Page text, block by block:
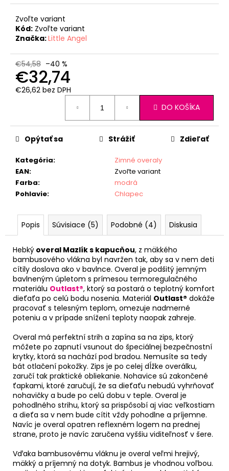
Zvoľte variant
Kód: Zvoľte variant
Značka:Little Angel
€54,58 –40 %
€32,74
€26,62 bez DPH
DO KOŠÍKA
Kategória:
Zimné overaly
EAN:
Zvoľte variant
Farba:
modrá
Pohlavie: Chlapec
Opýtať sa Strážiť Zdieľať
Popis Súvisiace (5) Podobné (4) Diskusia
Hebký overal Mazlík s kapucňou, z mäkkého
bambusového vlákna byl navržen tak, aby sa v nem deti
cítily doslova ako v bavlnce. Overal je podšitý jemným
bavlneným úpletom s prímesou termoregulačného
materiálu Outlast®, ktorý sa postará o teplotný komfort
dieťaťa po celú bodu nosenia. Materiál Outlast® dokáže
pracovať s telesným teplom, omezuje nadmerné
poteniu a v prípade snížení teploty naopak zahreje.
Overal má perfektní strih a zapína sa na zips, ktorý
môžete po zapnutí vsunout do špeciálnej bezpečnostní
krytky, ktorá sa nachází pod bradou. Nemusíte sa tedy
bát otlačení pokožky. Zips je po celej dĺžke overálku,
zaručí tak praktické obliekanie. Nohavice sú zakončené
ťapkami, ktoré zaručují, že sa dieťaťu nebudú vyhrňovať
nohavičky a bude po celú dobu v teple. Overal je
pohodlného strihu, ktorý sa prispôsobí aj viac veľkostiam
a dieťa sa v nem bude cítit vždy pohodlne a príjemne.
Navíc je overal opatren reflexném logem na prednej
strane, proto je navíc zaručena vyššiu viditeľnosť v šere.
Vďaka bambusovému vláknu je overal veľmi hrejivý,
mäkký a príjemný na dotyk. Bambus je vhodnou voľbou.